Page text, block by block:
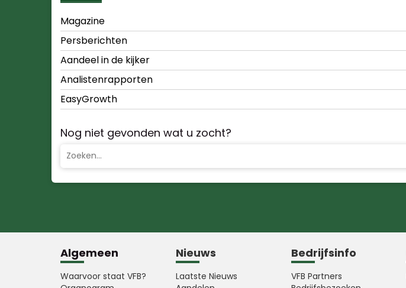
Magazine
Persberichten
Aandeel in de kijker
Analistenrapporten
EasyGrowth
Nog niet gevonden wat u zocht?
Algemeen
Waarvoor staat VFB?
Nieuws
Laatste Nieuws
Bedrijfsinfo
VFB Partners